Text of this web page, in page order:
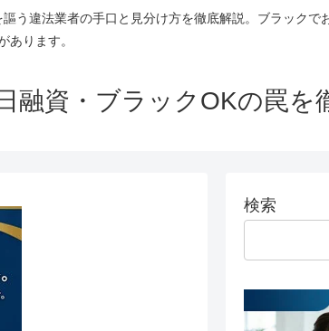
う違法業者の手口と見分け方を徹底解説。ブラックで
あります。
融資・ブラックOKの罠を
検索